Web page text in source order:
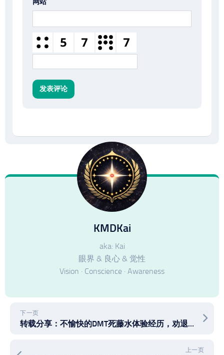
KMDKai
aka: Kai
眼界 & 良心 & 觉性
Vision · Conscience · Awareness
下一页
转载分享：不愉快的DMT死藤水体验经历，劝退DMT一波
上一页